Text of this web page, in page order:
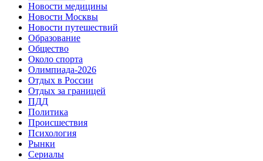
Новости медицины
Новости Москвы
Новости путешествий
Образование
Общество
Около спорта
Олимпиада-2026
Отдых в России
Отдых за границей
ПДД
Политика
Происшествия
Психология
Рынки
Сериалы